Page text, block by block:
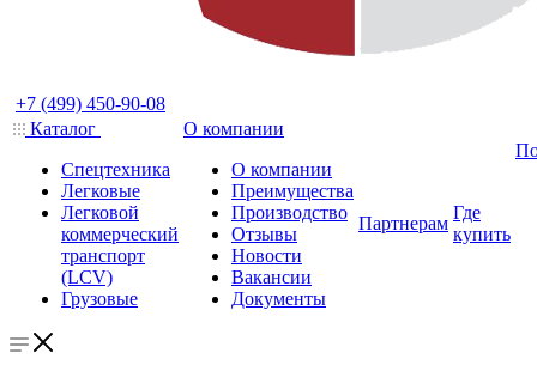
+7 (499) 450-90-08
Каталог
Спецтехника
Легковые
Легковой
коммерческий
транспорт
(LCV)
Грузовые
О компании
О компании
Преимущества
Производство
Отзывы
Новости
Вакансии
Документы
Партнерам
Где
купить